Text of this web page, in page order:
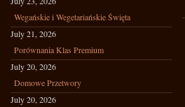
Wegańskie i Wegetariańskie Święta
July 21, 2026
Porównania Klas Premium
July 20, 2026
Domowe Przetwory
July 20, 2026